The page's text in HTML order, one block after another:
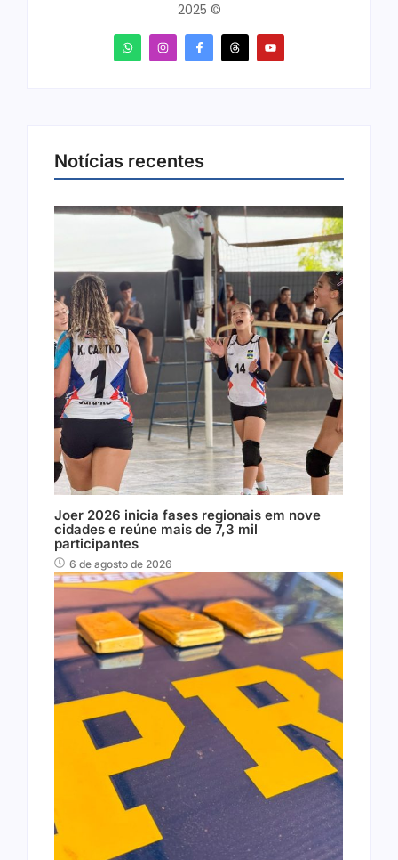
2025 ©
Notícias recentes
Joer 2026 inicia fases regionais em nove
cidades e reúne mais de 7,3 mil
participantes
6 de agosto de 2026